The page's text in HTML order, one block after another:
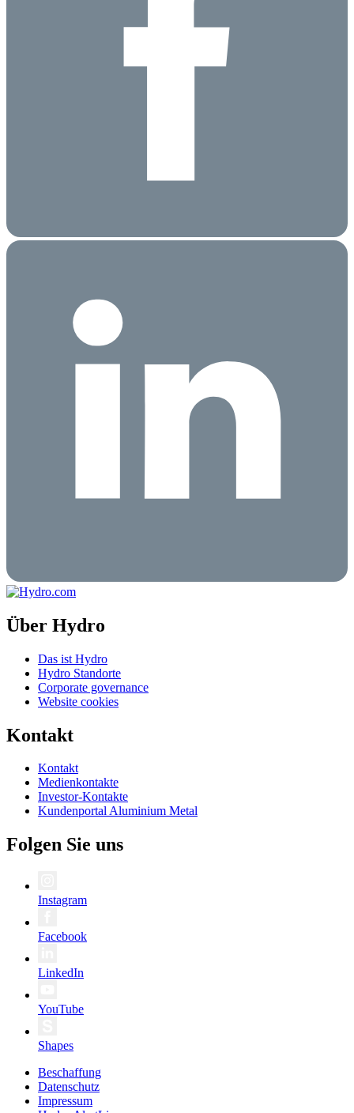
Über Hydro
Das ist Hydro
Hydro Standorte
Corporate governance
Website cookies
Kontakt
Kontakt
Medienkontakte
Investor-Kontakte
Kundenportal Aluminium Metal
Folgen Sie uns
Instagram
Facebook
LinkedIn
YouTube
Shapes
Beschaffung
Datenschutz
Impressum